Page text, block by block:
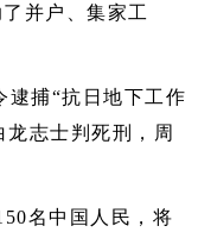
并户、集家工
逮捕“抗日地下工作
龙志士判死刑，周
名中国人民，将